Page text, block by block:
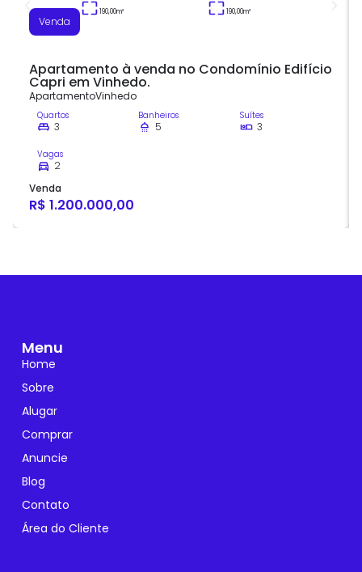
Venda
190,00m²
190,00m²
Apartamento à venda no Condomínio Edifício
Capri em Vinhedo.
ApartamentoVinhedo
Quartos
3
Banheiros
5
Suítes
3
Vagas
2
Venda
R$ 1.200.000,00
Menu
Home
Sobre
Alugar
Comprar
Anuncie
Blog
Contato
Área do Cliente